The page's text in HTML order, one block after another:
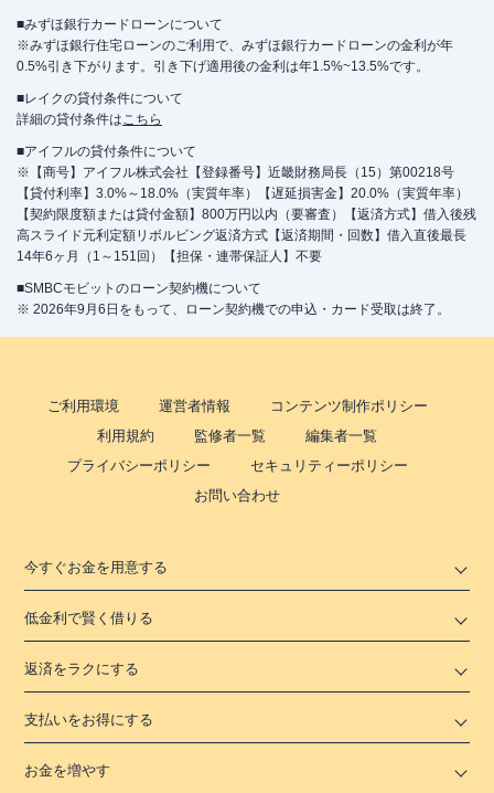
■みずほ銀行カードローンについて
※みずほ銀行住宅ローンのご利用で、みずほ銀行カードローンの金利が年
0.5%引き下がります。引き下げ適用後の金利は年1.5%~13.5%です。
■レイクの貸付条件について
詳細の貸付条件はこちら
■アイフルの貸付条件について
※【商号】アイフル株式会社【登録番号】近畿財務局長（15）第00218号
【貸付利率】3.0%～18.0%（実質年率）【遅延損害金】20.0%（実質年率）
【契約限度額または貸付金額】800万円以内（要審査）【返済方式】借入後残
高スライド元利定額リボルビング返済方式【返済期間・回数】借入直後最長
14年6ヶ月（1～151回）【担保・連帯保証人】不要
■SMBCモビットのローン契約機について
※ 2026年9月6日をもって、ローン契約機での申込・カード受取は終了。
ご利用環境 運営者情報
コンテンツ制作ポリシー
利用規約
監修者一覧
編集者一覧
プライバシーポリシー
セキュリティーポリシー
お問い合わせ
今すぐお金を用意する
低金利で賢く借りる
返済をラクにする
支払いをお得にする
お金を増やす